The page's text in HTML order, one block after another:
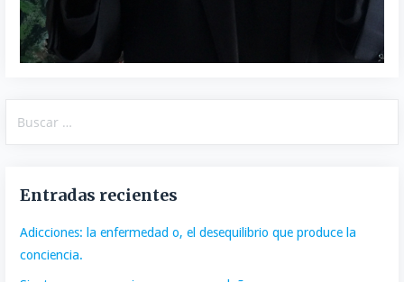
Entradas recientes
Adicciones: la enfermedad o, el desequilibrio que produce la
conciencia.